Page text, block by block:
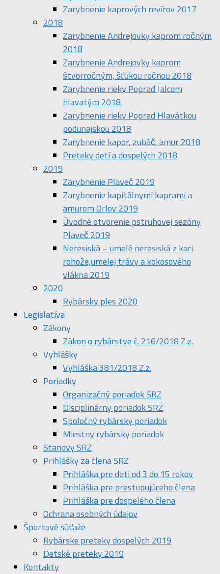
Zarybnenie kaprových revírov 2017
2018
Zarybnenie Andrejovky kaprom ročným
2018
Zarybnenie Andrejovky kaprom
štvorročným, šťukou ročnou 2018
Zarybnenie rieky Poprad Jalcom
hlavatým 2018
Zarybnenie rieky Poprad Hlavátkou
podunajskou 2018
Zarybnenie kapor, zubáč, amur 2018
Preteky detí a dospelých 2018
2019
Zarybnenie Plaveč 2019
Zarybnenie kapitálnymi kaprami a
amurom Orlov 2019
Úvodné otvorenie pstruhovej sezóny
Plaveč 2019
Neresiská – umelé neresiská z kari
rohože,umelej trávy a kokosového
vlákna 2019
2020
Rybársky ples 2020
Legislatíva
Zákony
Zákon o rybárstve č. 216/2018 Z.z.
Vyhlášky
Vyhláška 381/2018 Z.z.
Poriadky
Organizačný poriadok SRZ
Disciplinárny poriadok SRZ
Spoločný rybársky poriadok
Miestny rybársky poriadok
Stanovy SRZ
Prihlášky za člena SRZ
Prihláška pre deti od 3 do 15 rokov
Prihláška pre prestupujúceho člena
Prihláška pre dospelého člena
Ochrana osobných údajov
Športové súťaže
Rybárske preteky dospelých 2019
Detské preteky 2019
Kontakty